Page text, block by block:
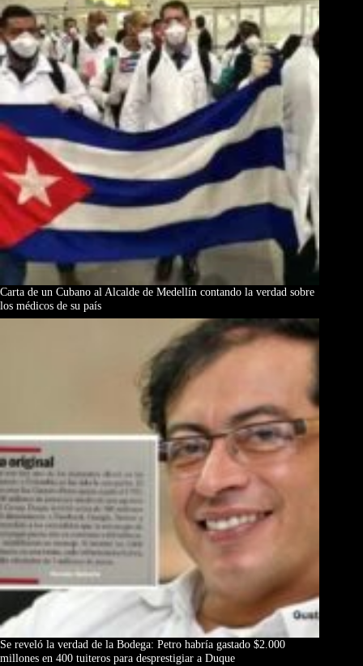
Carta de un Cubano al Alcalde de Medellín contando la verdad sobre
los médicos de su país
Se reveló la verdad de la Bodega: Petro habría gastado $2.000
millones en 400 tuiteros para desprestigiar a Duque